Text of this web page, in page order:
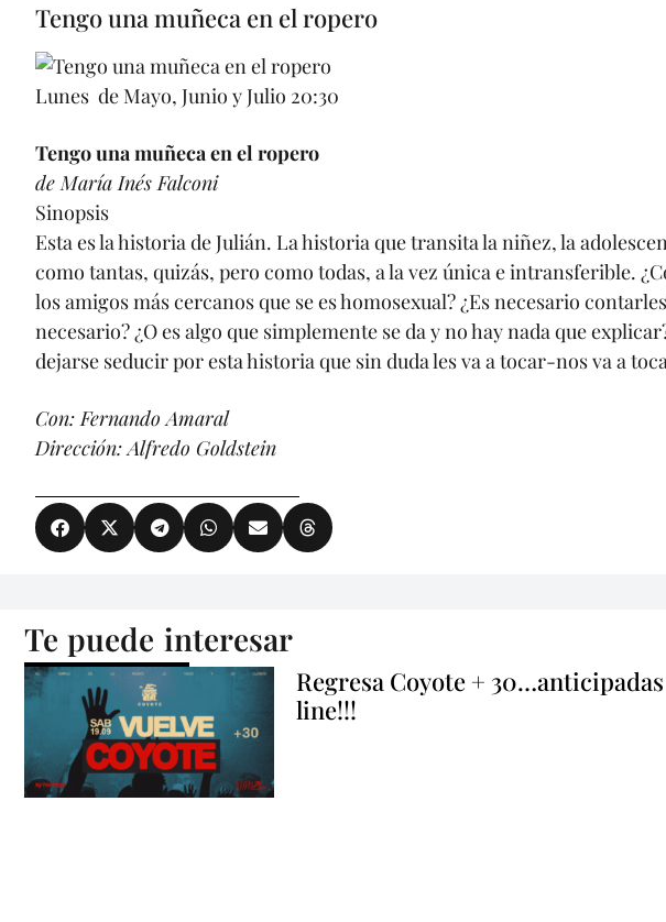
Tengo una muñeca en el ropero
Lunes de Mayo, Junio y Julio 20:30
Tengo una muñeca en el ropero
de María Inés Falconi
Sinopsis
Esta es la historia de Julián. La historia que transita la niñez, la
como tantas, quizás, pero como todas, a la vez única e intransferible.
los amigos más cercanos que se es homosexual? ¿Es necesario
necesario? ¿O es algo que simplemente se da y no hay nada que
dejarse seducir por esta historia que sin duda les va a tocar-nos va a
Con: Fernando Amaral
Dirección: Alfredo Goldstein
Te puede interesar
Regresa Coyote +
line!!!